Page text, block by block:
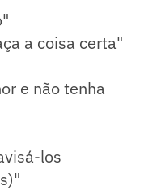
a coisa certa"
e não tenha
los